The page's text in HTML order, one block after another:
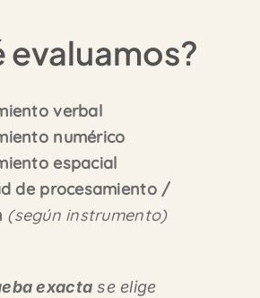
evaluamos?
verbal
numérico
espacial
de procesamiento /
(según instrumento)
exacta se elige